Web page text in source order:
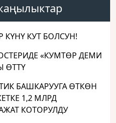
КҮНҮ КУТ БОЛСУН!
«КУМТӨР ДЕМИ
ӨТТҮ
БАШКАРУУГА ӨТКӨН
1,2 МЛРД
КОТОРУЛДУ